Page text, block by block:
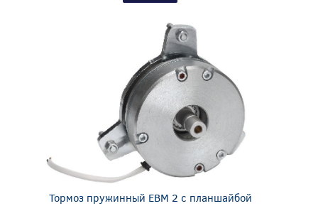
Тормоз пружинный EBM 2 с планшайбой